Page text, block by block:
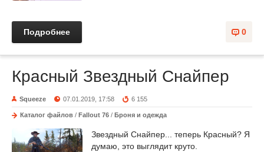
0
Подробнее
Красный Звездный Снайпер
Squeeze 07.01.2019, 17:58 6 155
Каталог файлов / Fallout 76 / Броня и одежда
Звездный Снайпер... теперь Красный? Я
думаю, это выглядит круто.